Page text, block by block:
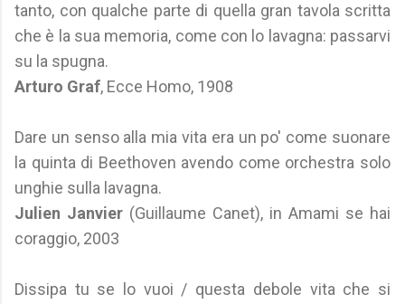
tanto, con qualche parte di quella gran tavola scritta
che è la sua memoria, come con lo lavagna: passarvi
su la spugna.
Arturo Graf, Ecce Homo, 1908
Dare un senso alla mia vita era un po' come suonare
la quinta di Beethoven avendo come orchestra solo
unghie sulla lavagna.
Julien Janvier (Guillaume Canet), in Amami se hai
coraggio, 2003
Dissipa tu se lo vuoi / questa debole vita che si